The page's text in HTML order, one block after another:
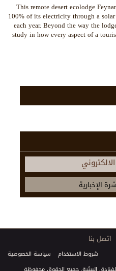
This remote desert ecolodge
100% of its electricity through a
each year. Beyond the way the
study in how every aspect of a
اتصل بنا
سياسة الخصوصية شروط الاستخدام